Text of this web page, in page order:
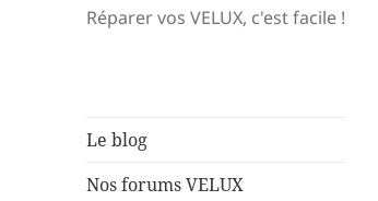
Réparer vos VELUX, c'est facile !
Le blog
Nos forums VELUX